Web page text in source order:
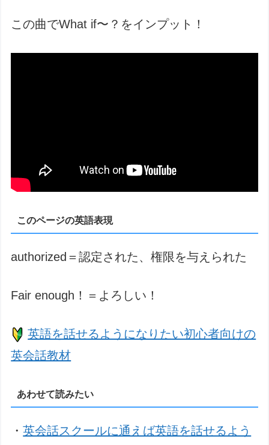
この曲でWhat if〜？をインプット！
このページの英語表現
authorized＝認定された、権限を与えられた
Fair enough！＝よろしい！
英語を話せるようになりたい初心者向けの
英会話教材
あわせて読みたい
・英会話スクールに通えば英語を話せるよう